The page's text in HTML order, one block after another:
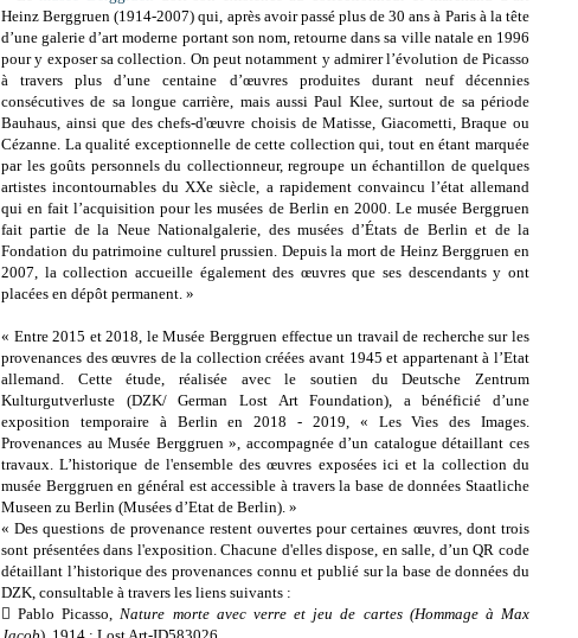
Heinz Berggruen (1914-2007) qui, après avoir passé plus de 30 ans à Paris à la tête
d’une galerie d’art moderne portant son nom, retourne dans sa ville natale en 1996
pour y exposer sa collection. On peut notamment y admirer l’évolution de Picasso
à travers plus d’une centaine d’œuvres produites durant neuf décennies
consécutives de sa longue carrière, mais aussi Paul Klee, surtout de sa période
Bauhaus, ainsi que des chefs-d'œuvre choisis de Matisse, Giacometti, Braque ou
Cézanne. La qualité exceptionnelle de cette collection qui, tout en étant marquée
par les goûts personnels du collectionneur, regroupe un échantillon de quelques
artistes incontournables du XXe siècle, a rapidement convaincu l’état allemand
qui en fait l’acquisition pour les musées de Berlin en 2000. Le musée Berggruen
fait partie de la Neue Nationalgalerie, des musées d’États de Berlin et de la
Fondation du patrimoine culturel prussien. Depuis la mort de Heinz Berggruen en
2007, la collection accueille également des œuvres que ses descendants y ont
placées en dépôt permanent. »
« Entre 2015 et 2018, le Musée Berggruen effectue un travail de recherche sur les
provenances des œuvres de la collection créées avant 1945 et appartenant à l’Etat
allemand. Cette étude, réalisée avec le soutien du Deutsche Zentrum
Kulturgutverluste (DZK/ German Lost Art Foundation), a bénéficié d’une
exposition temporaire à Berlin en 2018 - 2019, « Les Vies des Images.
Provenances au Musée Berggruen », accompagnée d’un catalogue détaillant ces
travaux. L’historique de l'ensemble des œuvres exposées ici et la collection du
musée Berggruen en général est accessible à travers la base de données Staatliche
Museen zu Berlin (Musées d’Etat de Berlin). »
« Des questions de provenance restent ouvertes pour certaines œuvres, dont trois
sont présentées dans l'exposition. Chacune d'elles dispose, en salle, d’un QR code
détaillant l’historique des provenances connu et publié sur la base de données du
DZK, consultable à travers les liens suivants :
 Pablo Picasso,Nature morte avec verre et jeu de cartes (Hommage à Max